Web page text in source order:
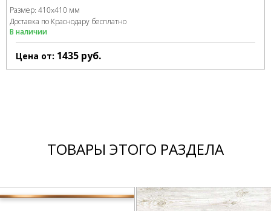
Размер: 410x410 мм
Доставка по Краснодару бесплатно
В наличии
Цена от: 1435 руб.
ТОВАРЫ ЭТОГО РАЗДЕЛА